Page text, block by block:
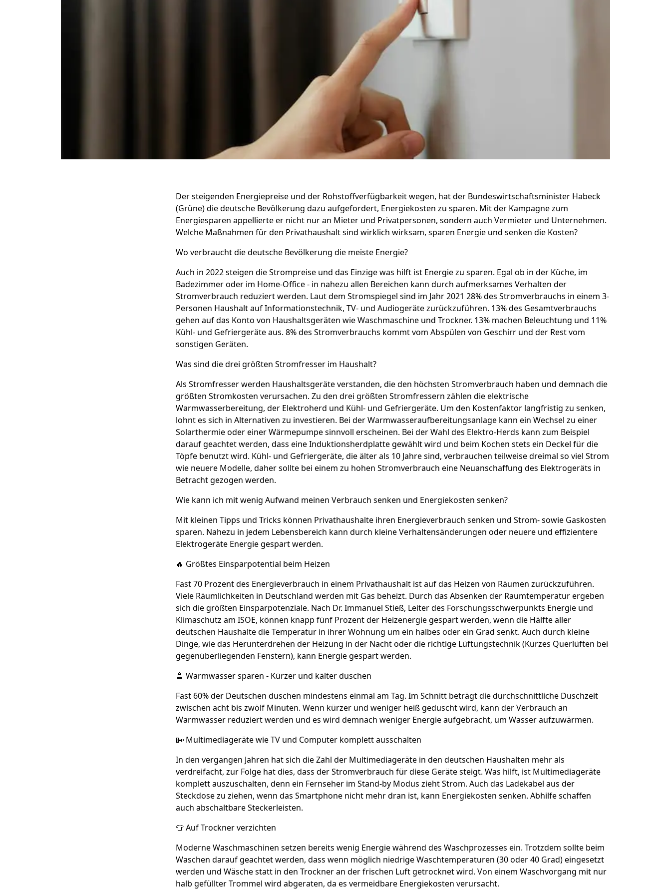
Der steigenden Energiepreise und der Rohstoffverfügbarkeit wegen, hat der Bundeswirtschaftsminister Habeck
(Grüne) die deutsche Bevölkerung dazu aufgefordert, Energiekosten zu sparen. Mit der Kampagne zum
Energiesparen appellierte er nicht nur an Mieter und Privatpersonen, sondern auch Vermieter und Unternehmen.
Welche Maßnahmen für den Privathaushalt sind wirklich wirksam, sparen Energie und senken die Kosten?
Wo verbraucht die deutsche Bevölkerung die meiste Energie?
Auch in 2022 steigen die Strompreise und das Einzige was hilft ist Energie zu sparen. Egal ob in der Küche, im
Badezimmer oder im Home-Office - in nahezu allen Bereichen kann durch aufmerksames Verhalten der
Stromverbrauch reduziert werden. Laut dem Stromspiegel sind im Jahr 2021 28% des Stromverbrauchs in einem 3-
Personen Haushalt auf Informationstechnik, TV- und Audiogeräte zurückzuführen. 13% des Gesamtverbrauchs
gehen auf das Konto von Haushaltsgeräten wie Waschmaschine und Trockner. 13% machen Beleuchtung und 11%
Kühl- und Gefriergeräte aus. 8% des Stromverbrauchs kommt vom Abspülen von Geschirr und der Rest vom
sonstigen Geräten.
Was sind die drei größten Stromfresser im Haushalt?
Als Stromfresser werden Haushaltsgeräte verstanden, die den höchsten Stromverbrauch haben und demnach die
größten Stromkosten verursachen. Zu den drei größten Stromfressern zählen die elektrische
Warmwasserbereitung, der Elektroherd und Kühl- und Gefriergeräte. Um den Kostenfaktor langfristig zu senken,
lohnt es sich in Alternativen zu investieren. Bei der Warmwasseraufbereitungsanlage kann ein Wechsel zu einer
Solarthermie oder einer Wärmepumpe sinnvoll erscheinen. Bei der Wahl des Elektro-Herds kann zum Beispiel
darauf geachtet werden, dass eine Induktionsherdplatte gewählt wird und beim Kochen stets ein Deckel für die
Töpfe benutzt wird. Kühl- und Gefriergeräte, die älter als 10 Jahre sind, verbrauchen teilweise dreimal so viel Strom
wie neuere Modelle, daher sollte bei einem zu hohen Stromverbrauch eine Neuanschaffung des Elektrogeräts in
Betracht gezogen werden.
Wie kann ich mit wenig Aufwand meinen Verbrauch senken und Energiekosten senken?
Mit kleinen Tipps und Tricks können Privathaushalte ihren Energieverbrauch senken und Strom- sowie Gaskosten
sparen. Nahezu in jedem Lebensbereich kann durch kleine Verhaltensänderungen oder neuere und effizientere
Elektrogeräte Energie gespart werden.
🔥 Größtes Einsparpotential beim Heizen
Fast 70 Prozent des Energieverbrauch in einem Privathaushalt ist auf das Heizen von Räumen zurückzuführen.
Viele Räumlichkeiten in Deutschland werden mit Gas beheizt. Durch das Absenken der Raumtemperatur ergeben
sich die größten Einsparpotenziale. Nach Dr. Immanuel Stieß, Leiter des Forschungsschwerpunkts Energie und
Klimaschutz am ISOE, können knapp fünf Prozent der Heizenergie gespart werden, wenn die Hälfte aller
deutschen Haushalte die Temperatur in ihrer Wohnung um ein halbes oder ein Grad senkt. Auch durch kleine
Dinge, wie das Herunterdrehen der Heizung in der Nacht oder die richtige Lüftungstechnik (Kurzes Querlüften bei
gegenüberliegenden Fenstern), kann Energie gespart werden.
🚿 Warmwasser sparen - Kürzer und kälter duschen
Fast 60% der Deutschen duschen mindestens einmal am Tag. Im Schnitt beträgt die durchschnittliche Duschzeit
zwischen acht bis zwölf Minuten. Wenn kürzer und weniger heiß geduscht wird, kann der Verbrauch an
Warmwasser reduziert werden und es wird demnach weniger Energie aufgebracht, um Wasser aufzuwärmen.
📴 Multimediageräte wie TV und Computer komplett ausschalten
In den vergangen Jahren hat sich die Zahl der Multimediageräte in den deutschen Haushalten mehr als
verdreifacht, zur Folge hat dies, dass der Stromverbrauch für diese Geräte steigt. Was hilft, ist Multimediageräte
komplett auszuschalten, denn ein Fernseher im Stand-by Modus zieht Strom. Auch das Ladekabel aus der
Steckdose zu ziehen, wenn das Smartphone nicht mehr dran ist, kann Energiekosten senken. Abhilfe schaffen
auch abschaltbare Steckerleisten.
👕Auf Trockner verzichten
Moderne Waschmaschinen setzen bereits wenig Energie während des Waschprozesses ein. Trotzdem sollte beim
Waschen darauf geachtet werden, dass wenn möglich niedrige Waschtemperaturen (30 oder 40 Grad) eingesetzt
werden und Wäsche statt in den Trockner an der frischen Luft getrocknet wird. Von einem Waschvorgang mit nur
halb gefüllter Trommel wird abgeraten, da es vermeidbare Energiekosten verursacht.